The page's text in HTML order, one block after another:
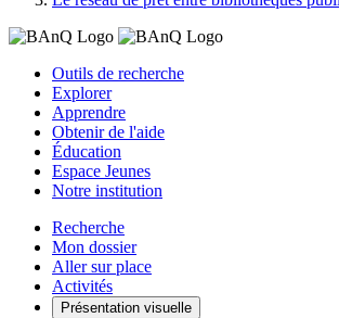
Outils de recherche
Explorer
Apprendre
Obtenir de l'aide
Éducation
Espace Jeunes
Notre institution
Recherche
Mon dossier
Aller sur place
Activités
Présentation visuelle